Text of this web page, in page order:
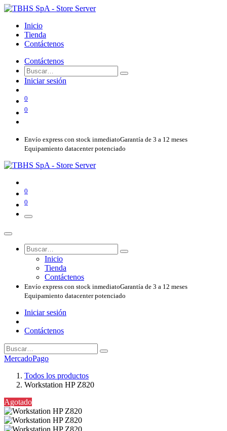
Inicio
Tienda
Contáctenos
Contáctenos
Iniciar sesión
0
0
Envío express con stock inmediatoGarantía de 3 a 12 meses
Equipamiento datacenter potenciado
0
0
Inicio
Tienda
Contáctenos
Envío express con stock inmediatoGarantía de 3 a 12 meses
Equipamiento datacenter potenciado
Iniciar sesión
Contáctenos
MercadoPago
Todos los productos
Workstation HP Z820
Agotado